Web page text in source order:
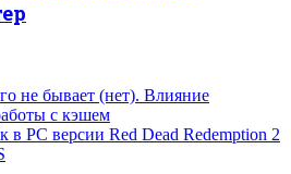
не бывает (нет). Влияние
с кэшем
в PC версии Red Dead Redemption 2